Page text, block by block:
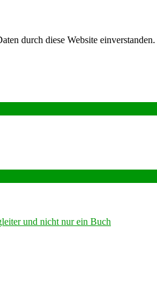
durch diese Website
und nicht nur ein Buch